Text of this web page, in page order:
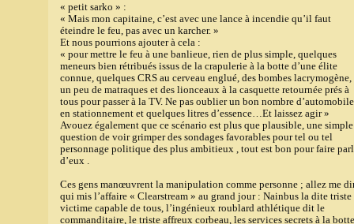
« petit sarko » :
« Mais mon capitaine, c’est avec une lance à incendie qu’il faut
éteindre le feu, pas avec un karcher. »
Et nous pourrions ajouter à cela :
« pour mettre le feu à une banlieue, rien de plus simple, quelques
meneurs bien rétribués issus de la crapulerie à la botte d’une élite
connue, quelques CRS au cerveau englué, des bombes lacrymogène,
un peu de matraques et des lionceaux à la casquette retournée prés à
tous pour passer à la TV. Ne pas oublier un bon nombre
en stationnement et quelques litres d’essence…Et laissez agir »
Avouez également que ce scénario est plus que plausible, une simple
question de voir grimper des sondages favorables pour tel ou tel
personnage politique des plus ambitieux , tout est bon pour faire
d’eux .
Ces gens manœuvrent la manipulation comme personne ; allez me
qui mis l’affaire « Clearstream » au grand jour : Nainbus la dite triste
victime capable de tous, l’ingénieux roublard athlétique dit le
commanditaire, le triste affreux corbeau, les services secrets à la botte